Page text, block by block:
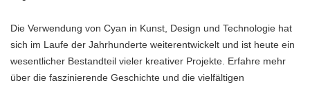
Die Verwendung von Cyan in Kunst, Design und Technologie hat
sich im Laufe der Jahrhunderte weiterentwickelt und ist heute ein
wesentlicher Bestandteil vieler kreativer Projekte. Erfahre mehr
über die faszinierende Geschichte und die vielfältigen